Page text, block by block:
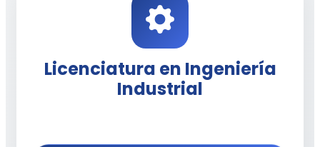
Licenciatura en Ingeniería
Industrial